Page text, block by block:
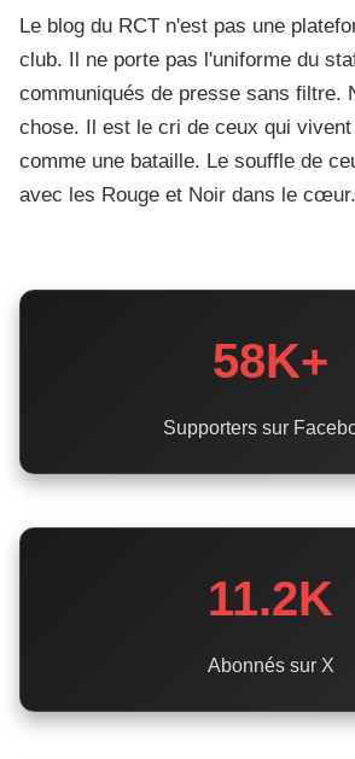
Le blog du RCT n'est pas une
club. Il ne porte pas l'uniforme du
communiqués de presse sans filtre.
chose. Il est le cri de ceux qui
comme une bataille. Le souffle de
avec les Rouge et Noir dans le cœur.
58K+
Supporters sur
11.2K
Abonnés sur X